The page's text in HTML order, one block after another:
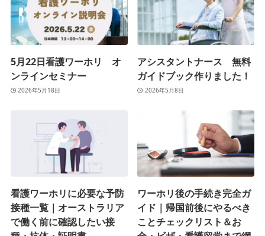
5月22日看護ワーホリ オ
ンラインセミナー
2026年5月18日
アシスタントナース 無料
ガイドブック作りました！
2026年5月8日
看護ワーホリに必要な予防
接種一覧｜オーストラリア
で働く前に確認したい接
ワーホリ後の手続き完全ガ
イド｜帰国前後にやるべき
ことチェックリスト＆お